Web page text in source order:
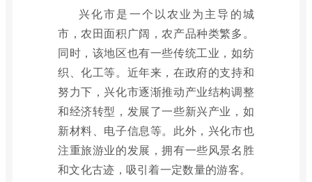
兴化市是一个以农业为主导的城
市，农田面积广阔，农产品种类繁多。
同时，该地区也有一些传统工业，如纺
织、化工等。近年来，在政府的支持和
努力下，兴化市逐渐推动产业结构调整
和经济转型，发展了一些新兴产业，如
新材料、电子信息等。此外，兴化市也
注重旅游业的发展，拥有一些风景名胜
和文化古迹，吸引着一定数量的游客。